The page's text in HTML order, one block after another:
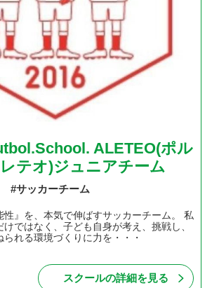
ALETEO(ポル
テオ)ジュニアチーム
#サッカーチーム
性』を、本気で伸ばすサッカーチーム。 私
ではなく、子ども自身が考え、挑戦し、
れる環境づくりに力を・・・
スクールの詳細を見る